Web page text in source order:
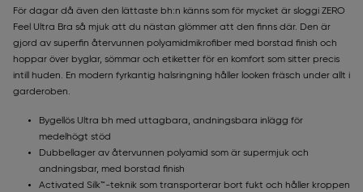
För dagar då även den lättaste bh:n känns som för mycket är sloggi ZERO
Feel Ultra Bra så mjuk att du nästan glömmer att den finns där. Den är
gjord av superfin återvunnen polyamidmikrofiber med borstad finish och
hoppar över byglar, sömmar och etiketter för en komfort som sitter precis
intill huden. En modern fyrkantig halsringning håller looken fräsch under allt i
garderoben.
Bygellös Ultra bh med uttagbara, andningsbara inlägg för
medelhögt stöd
Dubbellager av återvunnen polyamid som är supermjuk och
andningsbar, med borstad finish
Activated Silk™-teknik som transporterar bort fukt och håller kroppen